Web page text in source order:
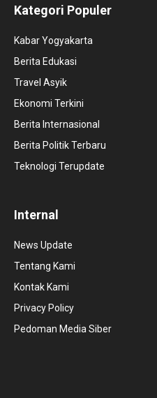
Kategori Populer
Kabar Yogyakarta
Berita Edukasi
Travel Asyik
Ekonomi Terkini
Berita Internasional
Berita Politik Terbaru
Teknologi Terupdate
Internal
News Update
Tentang Kami
Kontak Kami
Privacy Policy
Pedoman Media Siber